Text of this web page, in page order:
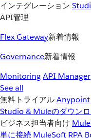
インテグレーション
API管理
Flex Gateway新着情報
Governance新着情報
MonitoringAPI Manager
See all
無料トライアルAnypoint
Studio & Muleのダウン
ビジネス担当者向け
単に接続 MuleSoft RPA